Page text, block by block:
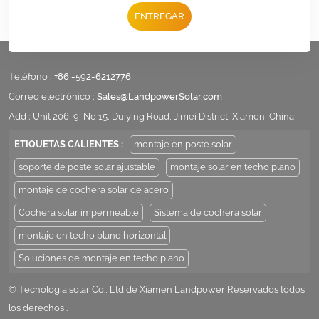
ENTREGAR
Teléfono : +86 -592-6212776
Correo electrónico : Sales@LandpowerSolar.com
Add : Unit 206-9, No 15, Duiying Road, Jimei District, Xiamen, China
ETIQUETAS CALIENTES : montaje en poste solar
soporte de poste solar ajustable montaje solar en techo plano
montaje de cochera solar de acero
Cochera solar impermeable Sistema de cochera solar
montaje en techo plano horizontal
Soluciones de montaje en techo plano
© Tecnología solar Co., Ltd de Xiamen Landpower Reservados todos
los derechos .